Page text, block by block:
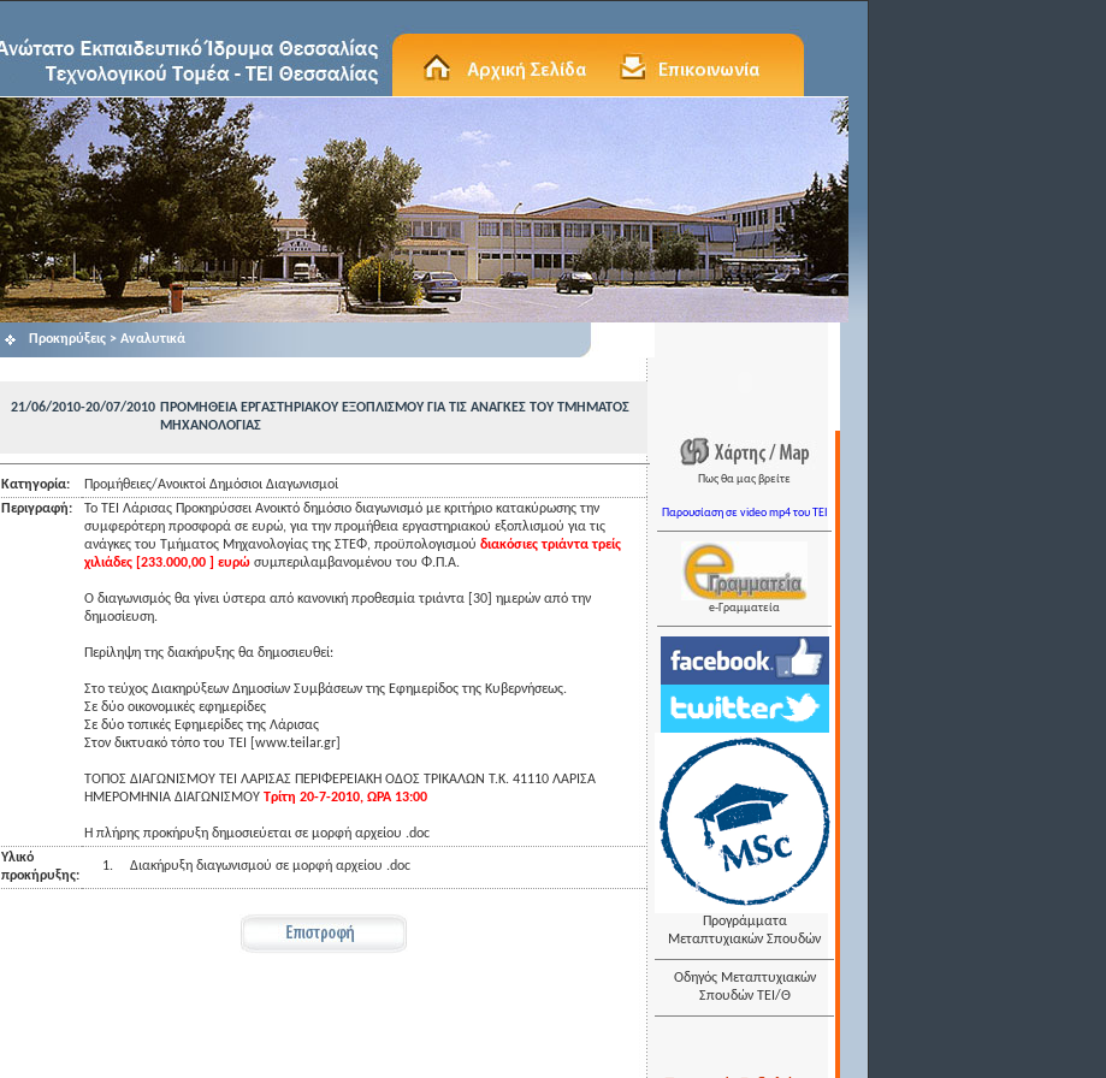
Προκηρύξεις > Αναλυτικά
21/06/2010-20/07/2010 ΠΡΟΜΗΘΕΙΑ ΕΡΓΑΣΤΗΡΙΑΚΟΥ ΕΞΟΠΛΙΣΜΟΥ ΓΙΑ ΤΙΣ ΑΝΑΓΚΕΣ ΤΟΥ ΤΜΗΜΑΤΟΣ
MHXAΝΟΛΟΓΙΑΣ
Κατηγορία:
Προμήθειες/Ανοικτοί Δημόσιοι Διαγωνισμοί
Περιγραφή:
Το ΤΕΙ Λάρισας Προκηρύσσει Ανοικτό δημόσιο διαγωνισμό με κριτήριο κατακύρωσης την
συμφερότερη προσφορά σε ευρώ, για την προμήθεια εργαστηριακού εξοπλισμού για τις
ανάγκες του Τμήματος Μηχανολογίας της ΣΤΕΦ, προϋπολογισμού διακόσιες τριάντα τρείς
χιλιάδες [233.000,00 ] ευρώ συμπεριλαμβανομένου του Φ.Π.Α.
Ο διαγωνισμός θα γίνει ύστερα από κανονική προθεσμία τριάντα [30] ημερών από την
δημοσίευση.
Περίληψη της διακήρυξης θα δημοσιευθεί:
Στο τεύχος Διακηρύξεων Δημοσίων Συμβάσεων της Εφημερίδος της Κυβερνήσεως.
Σε δύο οικονομικές εφημερίδες
Σε δύο τοπικές Εφημερίδες της Λάρισας
Στον δικτυακό τόπο του ΤΕΙ [www.teilar.gr]
ΤΟΠΟΣ ΔΙΑΓΩΝΙΣΜΟΥ ΤΕΙ ΛΑΡΙΣΑΣ ΠΕΡΙΦΕΡΕΙΑΚΗ ΟΔΟΣ ΤΡΙΚΑΛΩΝ Τ.Κ. 41110 ΛΑΡΙΣΑ
ΗΜΕΡΟΜΗΝΙΑ ΔΙΑΓΩΝΙΣΜΟΥ Τρίτη 20-7-2010, ΩΡΑ 13:00
Η πλήρης προκήρυξη δημοσιεύεται σε μορφή αρχείου .doc
Υλικό
προκήρυξης:
1. Διακήρυξη διαγωνισμού σε μορφή αρχείου .doc
Πως θα μας βρείτε
Παρουσίαση σε video mp4 του TEI
e-Γραμματεία
Προγράμματα
Μεταπτυχιακών Σπουδών
Οδηγός Μεταπτυχιακών
Σπουδών ΤΕΙ/Θ